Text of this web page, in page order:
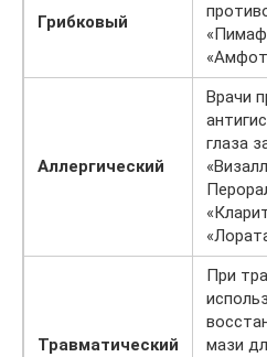
Грибковый
Аллергический
Врачи
глаза
Травматический
При
мази